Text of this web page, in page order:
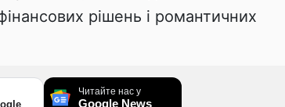
рішень і романтичних
Читайте нас у
Google News